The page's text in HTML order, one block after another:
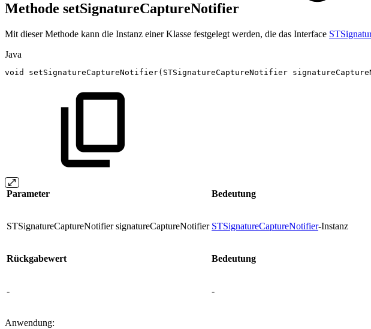
Methode setSignatureCaptureNotifier
Mit dieser Methode kann die Instanz einer Klasse festgelegt werden, die das Interface
Java
void setSignatureCaptureNotifier( STSignatureCaptureNotifier
Parameter Bedeutung
STSignatureCaptureNotifier signatureCaptureNotifier STSignatureCaptureNotifier-Instanz
Rückgabewert Bedeutung
- -
Anwendung: